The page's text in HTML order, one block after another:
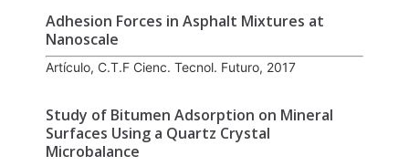
Adhesion Forces in Asphalt Mixtures at
Nanoscale
Artículo, C.T.F Cienc. Tecnol. Futuro, 2017
Study of Bitumen Adsorption on Mineral
Surfaces Using a Quartz Crystal
Microbalance